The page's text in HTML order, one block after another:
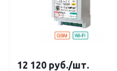
12 120 руб./шт.